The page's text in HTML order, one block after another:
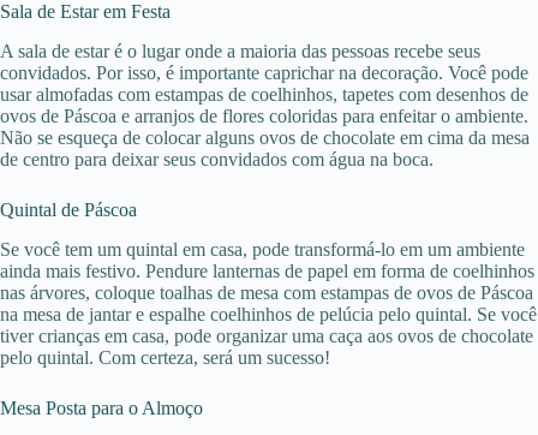
Sala de Estar em Festa
A sala de estar é o lugar onde a maioria das pessoas recebe seus
convidados. Por isso, é importante caprichar na decoração. Você pode
usar almofadas com estampas de coelhinhos, tapetes com desenhos de
ovos de Páscoa e arranjos de flores coloridas para enfeitar o ambiente.
Não se esqueça de colocar alguns ovos de chocolate em cima da mesa
de centro para deixar seus convidados com água na boca.
Quintal de Páscoa
Se você tem um quintal em casa, pode transformá-lo em um ambiente
ainda mais festivo. Pendure lanternas de papel em forma de coelhinhos
nas árvores, coloque toalhas de mesa com estampas de ovos de Páscoa
na mesa de jantar e espalhe coelhinhos de pelúcia pelo quintal. Se você
tiver crianças em casa, pode organizar uma caça aos ovos de chocolate
pelo quintal. Com certeza, será um sucesso!
Mesa Posta para o Almoço